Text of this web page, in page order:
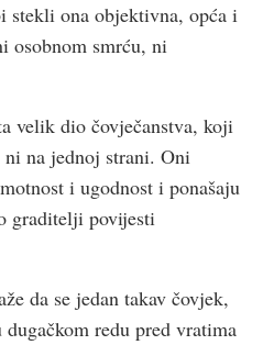
stekli ona objektivna, opća i
osobnom smrću, ni
velik dio čovječanstva, koji
na jednoj strani. Oni
i ugodnost i ponašaju
graditelji povijesti
da se jedan takav čovjek,
redu pred vratima